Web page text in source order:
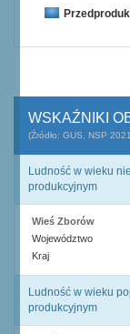
WSKAŹNIKI
(Źródło: GUS, NSP
Ludność w wieku
produkcyjnym
Wieś Zborów
Województwo
Kraj
Ludność w wieku
produkcyjnym